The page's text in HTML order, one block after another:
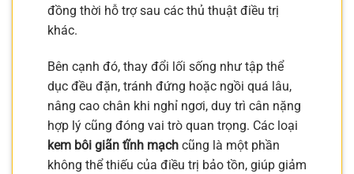
đồng thời hỗ trợ sau các thủ thuật điều trị
khác.
Bên cạnh đó, thay đổi lối sống như tập thể
dục đều đặn, tránh đứng hoặc ngồi quá lâu,
nâng cao chân khi nghỉ ngơi, duy trì cân nặng
hợp lý cũng đóng vai trò quan trọng. Các loại
kem bôi giãn tĩnh mạch cũng là một phần
không thể thiếu của điều trị bảo tồn, giúp giảm